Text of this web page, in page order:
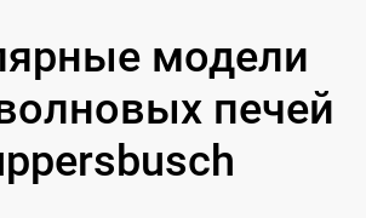
модели
печей